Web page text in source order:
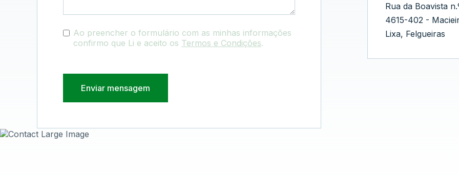
Ao preencher o formulário com as minhas informações
confirmo que Li e aceito os Termos e Condições.
Rua da Boavista
4615-402 -
Lixa, Felgueiras